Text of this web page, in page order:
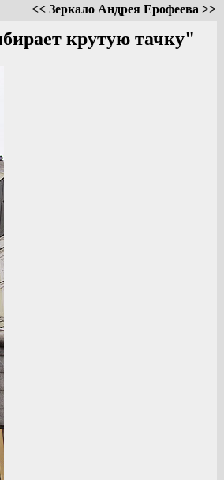
<< Зеркало Андрея Ерофеева >>
крутую тачку"